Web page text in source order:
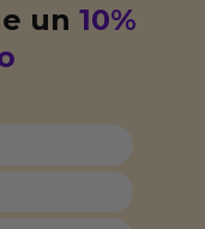
un10%